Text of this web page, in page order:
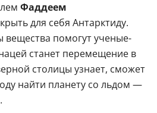
Фаддеем
для себя Антарктиду.
вещества помогут ученые-
станет перемещение в
столицы узнает, сможет
найти планету со льдом —